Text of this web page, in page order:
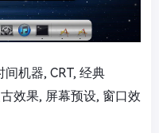
机器, CRT, 经典
效果, 屏幕预设, 窗口效